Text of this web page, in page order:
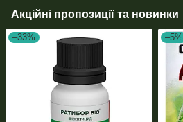
Акційні пропозиції та новинки
–33% –5%